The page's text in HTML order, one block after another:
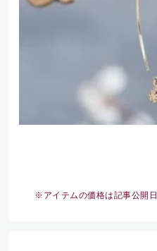
※アイテムの価格は記事公開